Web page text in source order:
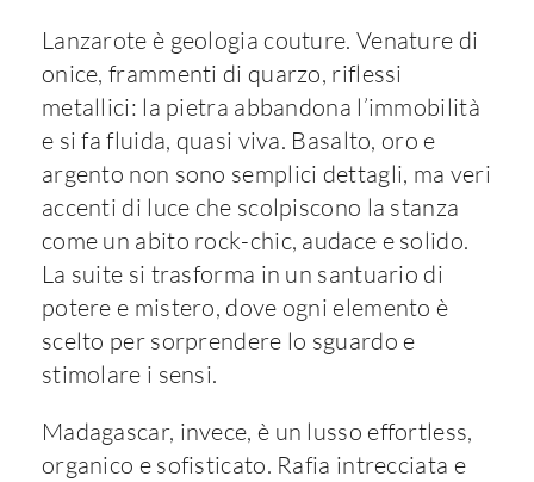
Lanzarote è geologia couture. Venature di
onice, frammenti di quarzo, riflessi
metallici: la pietra abbandona l’immobilità
e si fa fluida, quasi viva. Basalto, oro e
argento non sono semplici dettagli, ma veri
accenti di luce che scolpiscono la stanza
come un abito rock-chic, audace e solido.
La suite si trasforma in un santuario di
potere e mistero, dove ogni elemento è
scelto per sorprendere lo sguardo e
stimolare i sensi.
Madagascar, invece, è un lusso effortless,
organico e sofisticato. Rafia intrecciata e